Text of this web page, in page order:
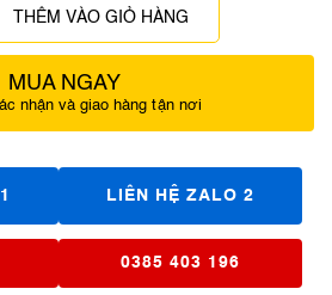
THÊM VÀO GIỎ HÀNG
MUA NGAY
nhận và giao hàng tận nơi
LIÊN HỆ ZALO 2
0385 403 196